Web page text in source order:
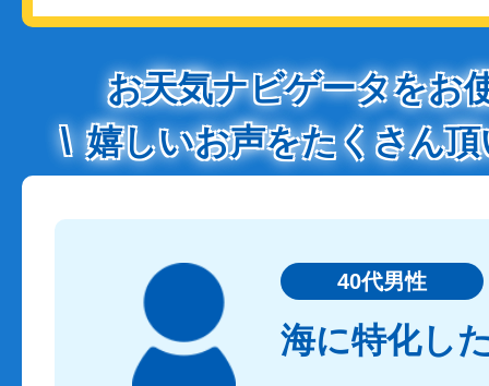
お天気ナビゲータをお
嬉しいお声をたくさん
40代男性
海に特化し